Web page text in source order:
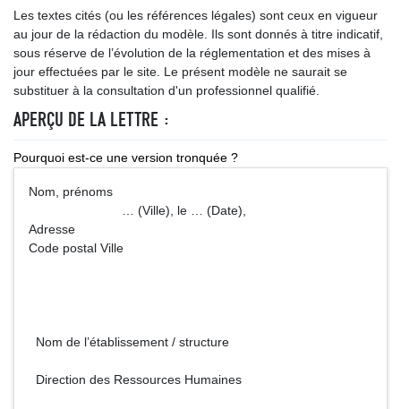
Les textes cités (ou les références légales) sont ceux en vigueur
au jour de la rédaction du modèle. Ils sont donnés à titre indicatif,
sous réserve de l’évolution de la réglementation et des mises à
jour effectuées par le site. Le présent modèle ne saurait se
substituer à la consultation d'un professionnel qualifié.
APERÇU DE LA LETTRE :
Pourquoi est-ce une version tronquée ?
Nom, prénoms
… (Ville), le … (Date),
Adresse
Code postal Ville
Nom de l’établissement / structure
Direction des Ressources Humaines